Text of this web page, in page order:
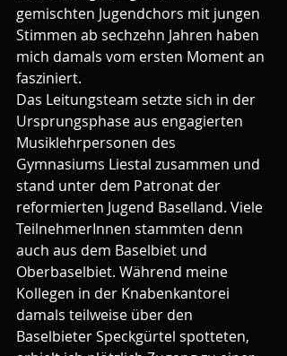
gemischten Jugendchors mit jungen
Stimmen ab sechzehn Jahren haben
mich damals vom ersten Moment an
fasziniert.
Das Leitungsteam setzte sich in der
Ursprungsphase aus engagierten
Musiklehrpersonen des
Gymnasiums Liestal zusammen und
stand unter dem Patronat der
reformierten Jugend Baselland. Viele
TeilnehmerInnen stammten denn
auch aus dem Baselbiet und
Oberbaselbiet. Während meine
Kollegen in der Knabenkantorei
damals teilweise über den
Baselbieter Speckgürtel spotteten,